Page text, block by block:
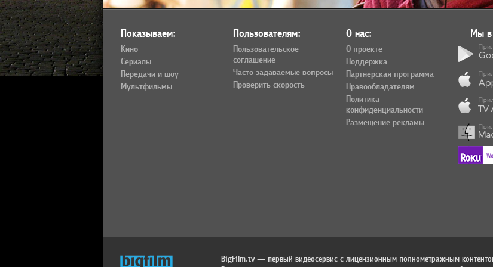
Показываем:
Кино
Сериалы
Передачи и шоу
Мультфильмы
Пользователям:
Пользовательское
соглашение
Часто задаваемые вопросы
Проверить скорость
О нас:
О проекте
Поддержка
Партнерская программа
Правообладателям
Политика
конфиденциальности
Размещение рекламы
Мы в
BigFilm.tv — первый видеосервис с лицензионным полнометражным